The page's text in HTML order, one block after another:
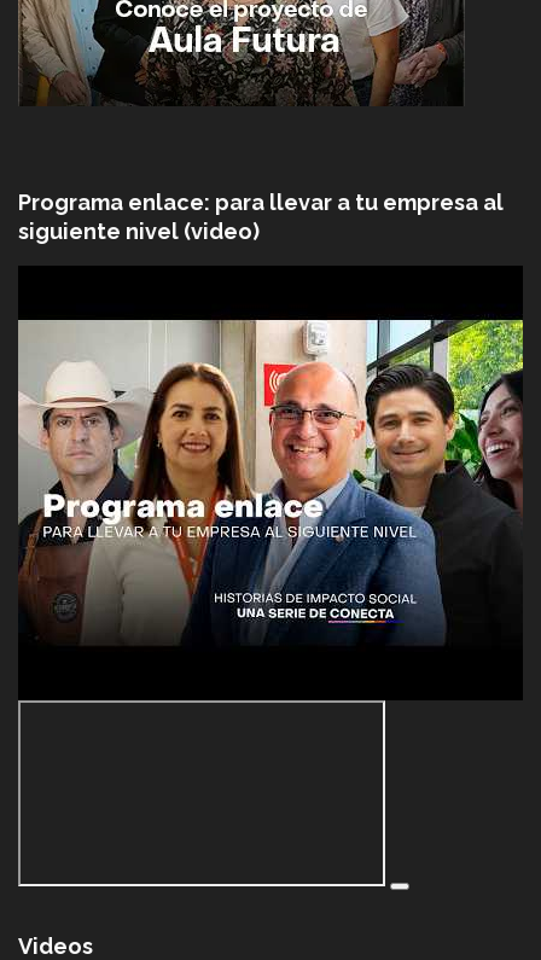
Programa enlace: para llevar a tu empresa al
siguiente nivel (video)
Videos